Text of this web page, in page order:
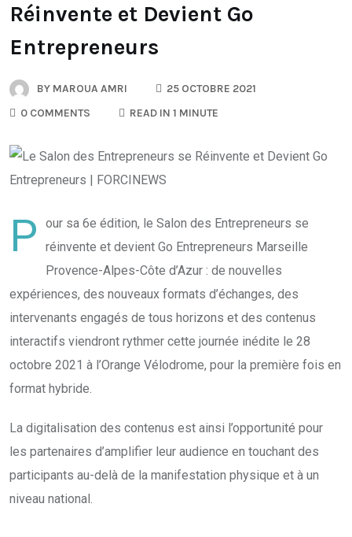
Réinvente et Devient Go
Entrepreneurs
BY MAROUA AMRI
25 OCTOBRE 2021
0 COMMENTS
READ IN 1 MINUTE
P
our sa 6e édition, le Salon des Entrepreneurs se
réinvente et devient Go Entrepreneurs Marseille
Provence-Alpes-Côte d’Azur : de nouvelles
expériences, des nouveaux formats d’échanges, des
intervenants engagés de tous horizons et des contenus
interactifs viendront rythmer cette journée inédite le 28
octobre 2021 à l’Orange Vélodrome, pour la première fois en
format hybride.
La digitalisation des contenus est ainsi l’opportunité pour
les partenaires d’amplifier leur audience en touchant des
participants au-delà de la manifestation physique et à un
niveau national.